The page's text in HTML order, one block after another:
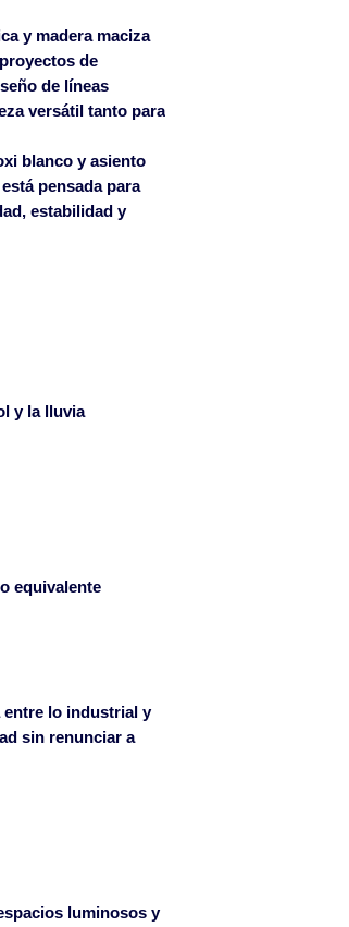
y madera maciza
de
de líneas
versátil tanto para
blanco y asiento
pensada para
estabilidad y
y la lluvia
equivalente
entre lo industrial y
sin renunciar a
luminosos y